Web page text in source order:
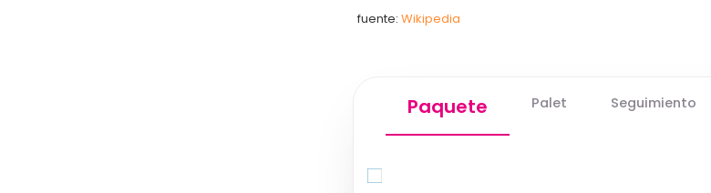
fuente: Wikipedia
Paquete Palet Seguimiento